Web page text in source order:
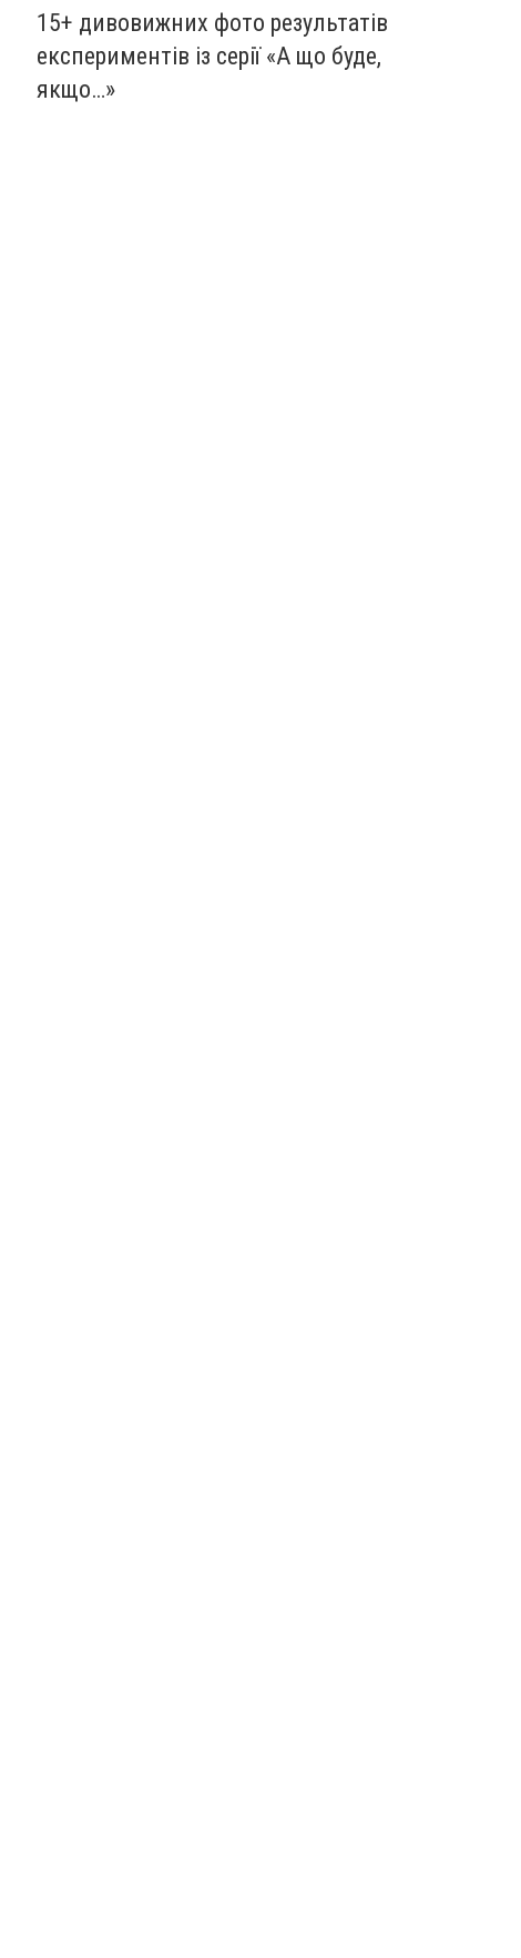
15+ дивовижних фото результатів
експериментів із серії «А що буде,
якщо…»